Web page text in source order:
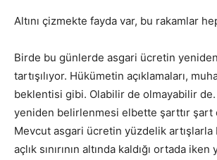
Altını çizmekte fayda var, bu rakamlar
Birde bu günlerde asgari ücretin
tartışılıyor. Hükümetin açıklamaları,
beklentisi gibi. Olabilir de olmayabilir
yeniden belirlenmesi elbette şarttır şart
Mevcut asgari ücretin yüzdelik artışlarla
açlık sınırının altında kaldığı ortada iken